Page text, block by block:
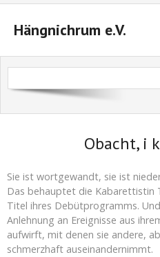
Hängnichrum e.V.
Startseite
Veranstaltungen 2026/
Anfahrt
Kontakt
Obacht, i
Sie ist wortgewandt, sie ist
Das behauptet die Kabarettistin
Titel ihres Debütprogramms.
Anlehnung an Ereignisse aus
aufwirft, mit denen sie andere,
schmerzhaft auseinandernimmt.